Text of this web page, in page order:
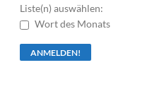
Liste(n) auswählen:
Wort des Monats